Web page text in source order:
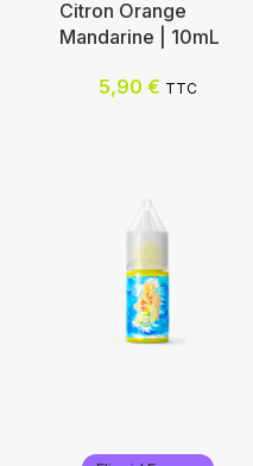
Citron Orange
Mandarine | 10mL
5,90 € TTC